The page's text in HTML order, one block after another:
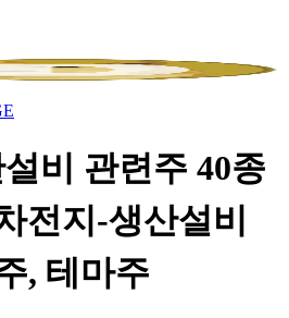
비 관련주 40종
전지-생산설비
, 테마주